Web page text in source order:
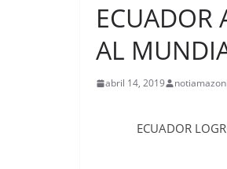
ECUADOR
AL
abril 14, 2019
ECUADOR